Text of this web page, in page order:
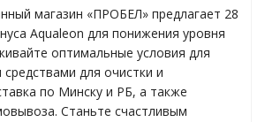
магазин «ПРОБЕЛ» предлагает 28
Aqualeon для понижения уровня
оптимальные условия для
для очистки и
по Минску и РБ, а также
Станьте счастливым